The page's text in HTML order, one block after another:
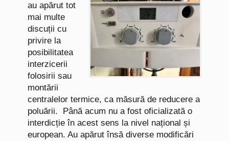
au apărut tot
mai multe
discuții cu
privire la
posibilitatea
interzicerii
folosirii sau
montării
centralelor termice, ca măsură de reducere a
poluării. Până acum nu a fost oficializată o
interdicție în acest sens la nivel național și
european. Au apărut însă diverse modificări